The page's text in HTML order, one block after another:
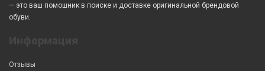
— это ваш помошник в поиске и доставке оригинальной брендовой
обуви.
Отзывы